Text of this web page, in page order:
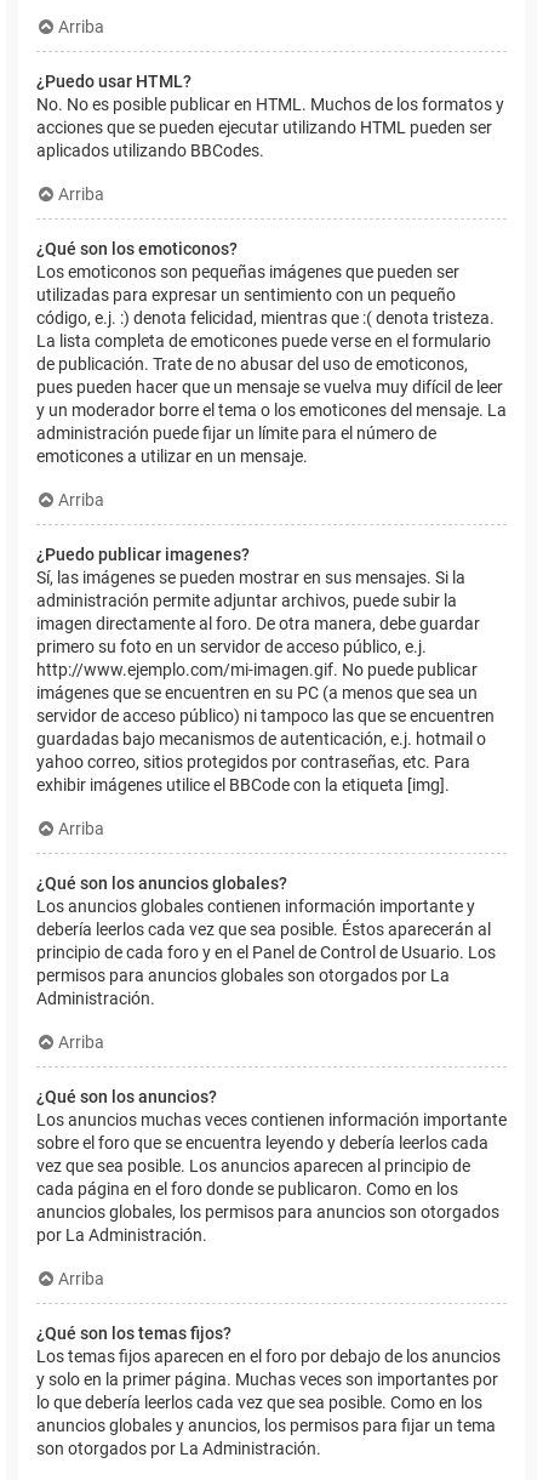
Arriba
¿Puedo usar HTML?
No. No es posible publicar en HTML. Muchos de los formatos y
acciones que se pueden ejecutar utilizando HTML pueden ser
aplicados utilizando BBCodes.
Arriba
¿Qué son los emoticonos?
Los emoticonos son pequeñas imágenes que pueden ser
utilizadas para expresar un sentimiento con un pequeño
código, e.j. :) denota felicidad, mientras que :( denota tristeza.
La lista completa de emoticones puede verse en el formulario
de publicación. Trate de no abusar del uso de emoticonos,
pues pueden hacer que un mensaje se vuelva muy difícil de leer
y un moderador borre el tema o los emoticones del mensaje. La
administración puede fijar un límite para el número de
emoticones a utilizar en un mensaje.
Arriba
¿Puedo publicar imagenes?
Sí, las imágenes se pueden mostrar en sus mensajes. Si la
administración permite adjuntar archivos, puede subir la
imagen directamente al foro. De otra manera, debe guardar
primero su foto en un servidor de acceso público, e.j.
http://www.ejemplo.com/mi-imagen.gif. No puede publicar
imágenes que se encuentren en su PC (a menos que sea un
servidor de acceso público) ni tampoco las que se encuentren
guardadas bajo mecanismos de autenticación, e.j. hotmail o
yahoo correo, sitios protegidos por contraseñas, etc. Para
exhibir imágenes utilice el BBCode con la etiqueta [img].
Arriba
¿Qué son los anuncios globales?
Los anuncios globales contienen información importante y
debería leerlos cada vez que sea posible. Éstos aparecerán al
principio de cada foro y en el Panel de Control de Usuario. Los
permisos para anuncios globales son otorgados por La
Administración.
Arriba
¿Qué son los anuncios?
Los anuncios muchas veces contienen información importante
sobre el foro que se encuentra leyendo y debería leerlos cada
vez que sea posible. Los anuncios aparecen al principio de
cada página en el foro donde se publicaron. Como en los
anuncios globales, los permisos para anuncios son otorgados
por La Administración.
Arriba
¿Qué son los temas fijos?
Los temas fijos aparecen en el foro por debajo de los anuncios
y solo en la primer página. Muchas veces son importantes por
lo que debería leerlos cada vez que sea posible. Como en los
anuncios globales y anuncios, los permisos para fijar un tema
son otorgados por La Administración.